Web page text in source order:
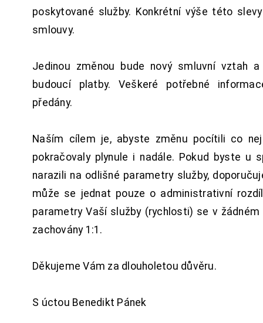
poskytované služby. Konkrétní výše této
smlouvy.
Jedinou změnou bude nový smluvní vztah
budoucí platby. Veškeré potřebné
předány.
Naším cílem je, abyste změnu pocítili co
pokračovaly plynule i nadále. Pokud byste u
narazili na odlišné parametry služby,
může se jednat pouze o administrativní
parametry Vaší služby (rychlosti) se v
zachovány 1:1.
Děkujeme Vám za dlouholetou důvěru.
S úctou Benedikt Pánek